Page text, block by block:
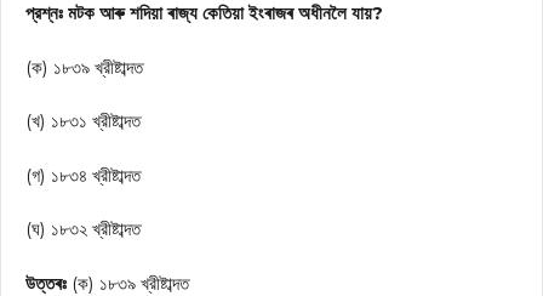
প্রশ্নঃ মটক আৰু শদিয়া ৰাজ্য কেতিয়া ইংৰাজৰ অধীনলৈ যায়?
(ক) ১৮৩৯ খ্রীষ্টাব্দত
(খ) ১৮৩১ খ্রীষ্টাব্দত
(গ) ১৮৩৪ খ্রীষ্টাব্দত
(ঘ) ১৮৩২ খ্রীষ্টাব্দত
উত্তৰঃ (ক) ১৮৩৯ খ্রীষ্টাব্দত